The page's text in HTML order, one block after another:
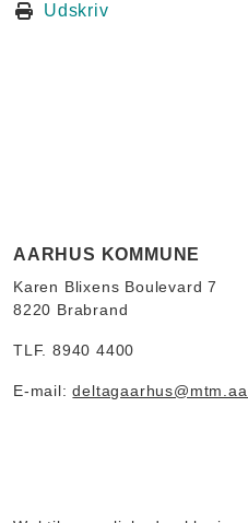
Udskriv
AARHUS KOMMUNE
Karen Blixens Boulevard 7
8220 Brabrand
TLF. 8940 4400
E-mail: